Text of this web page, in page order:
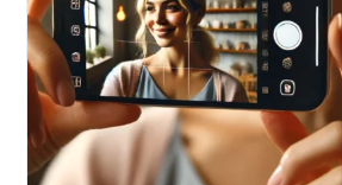
2025
#shotoniphone
IPhone
17
Pro
Max
&
IPhone
Air